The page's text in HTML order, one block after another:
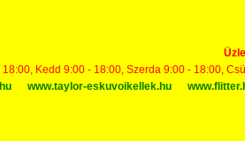
18:00, Kedd 9:00 - 18:00, Szerda 9:00 - 18:00,
www.taylor-eskuvoikellek.hu